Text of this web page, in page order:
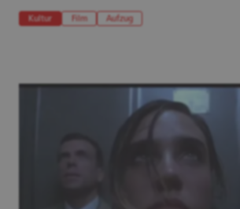
Kultur Film Aufzug